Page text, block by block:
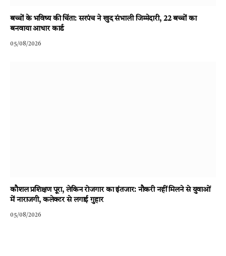
बच्चों के भविष्य की चिंता: सरपंच ने खुद संभाली जिम्मेदारी, 22 बच्चों का
बनवाया आधार कार्ड
05/08/2026
कौशल प्रशिक्षण पूरा, लेकिन रोजगार का इंतजार: नौकरी नहीं मिलने से युवाओं
में नाराजगी, कलेक्टर से लगाई गुहार
05/08/2026